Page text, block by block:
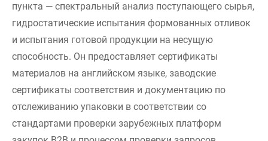
пункта — спектральный анализ поступающего сырья,
гидростатические испытания формованных отливок
и испытания готовой продукции на несущую
способность. Он предоставляет сертификаты
материалов на английском языке, заводские
сертификаты соответствия и документацию по
отслеживанию упаковки в соответствии со
стандартами проверки зарубежных платформ